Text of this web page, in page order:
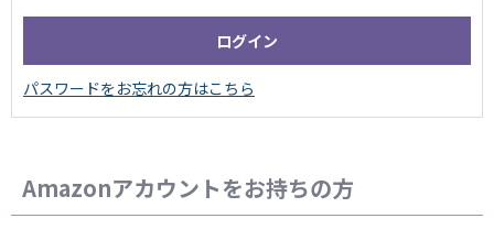
Amazonアカウントをお持ちの方